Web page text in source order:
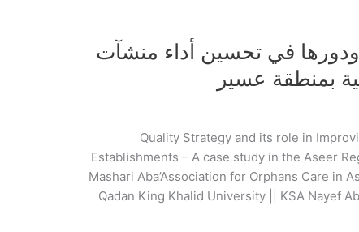
ودورها في تحسين أداء منشآت
بمنطقة عسير
Quality Strategy and its role in
Establishments – A case study in the Aseer
Mashari Aba’Association for Orphans Care in
Qadan King Khalid University || KSA Nayef